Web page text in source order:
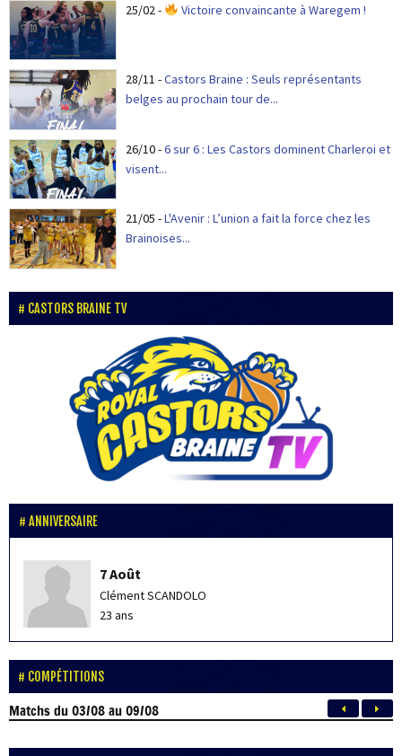
25/02- Victoire convaincante à Waregem !
28/11 -Castors Braine : Seuls représentants
belges au prochain tour de...
26/10-6 sur 6 : Les Castors dominent Charleroi et
visent...
21/05 -L'Avenir : L’union a fait la force chez les
Brainoises...
CASTORS BRAINE TV
ANNIVERSAIRE
7 Août
Clément SCANDOLO
23 ans
COMPÉTITIONS
Matchsdu 03/08 au 09/08